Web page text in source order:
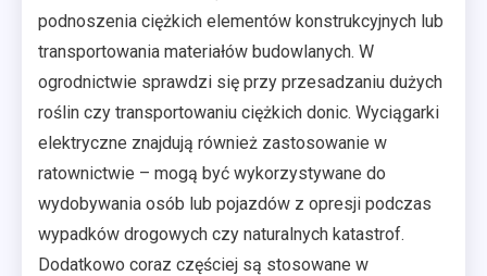
podnoszenia ciężkich elementów konstrukcyjnych lub
transportowania materiałów budowlanych. W
ogrodnictwie sprawdzi się przy przesadzaniu dużych
roślin czy transportowaniu ciężkich donic. Wyciągarki
elektryczne znajdują również zastosowanie w
ratownictwie – mogą być wykorzystywane do
wydobywania osób lub pojazdów z opresji podczas
wypadków drogowych czy naturalnych katastrof.
Dodatkowo coraz częściej są stosowane w